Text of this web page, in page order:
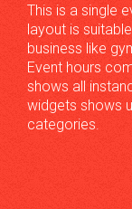
This is a single
layout is
business like
Event hours
shows all
widgets shows
categories.